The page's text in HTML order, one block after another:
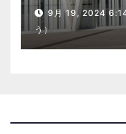
9月 19, 2024
う）